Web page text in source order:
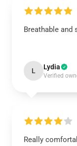
Breathable and
L Lydia
Verified
Really